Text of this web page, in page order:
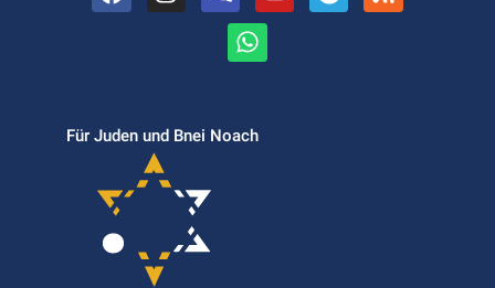
Für Juden und Bnei Noach